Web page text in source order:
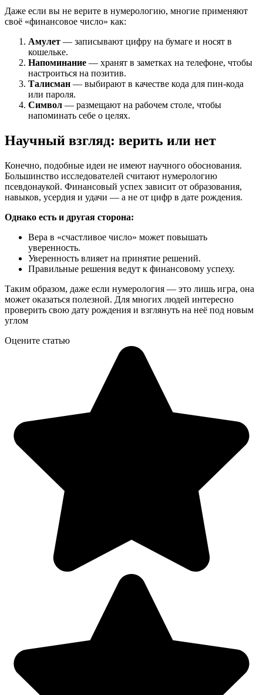
Даже если вы не верите в нумерологию, многие применяют
своё «финансовое число» как:
Амулет — записывают цифру на бумаге и носят в
кошельке.
Напоминание — хранят в заметках на телефоне, чтобы
настроиться на позитив.
Талисман — выбирают в качестве кода для пин-кода
или пароля.
Символ — размещают на рабочем столе, чтобы
напоминать себе о целях.
Научный взгляд: верить или нет
Конечно, подобные идеи не имеют научного обоснования.
Большинство исследователей считают нумерологию
псевдонаукой. Финансовый успех зависит от образования,
навыков, усердия и удачи — а не от цифр в дате рождения.
Однако есть и другая сторона:
Вера в «счастливое число» может повышать
уверенность.
Уверенность влияет на принятие решений.
Правильные решения ведут к финансовому успеху.
Таким образом, даже если нумерология — это лишь игра, она
может оказаться полезной. Для многих людей интересно
проверить свою дату рождения и взглянуть на неё под новым
углом
Оцените статью